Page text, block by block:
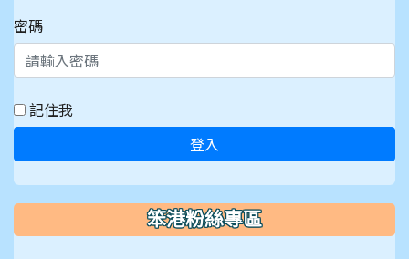
密碼
記住我
登入
笨港粉絲專區